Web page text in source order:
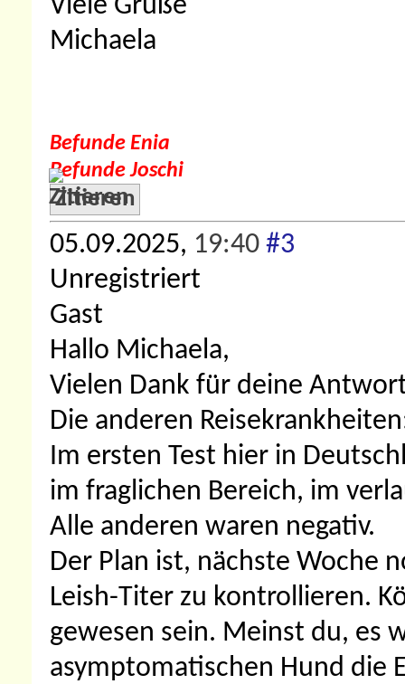
Viele Grüße
Michaela
Befunde Enia
Befunde Joschi
Zitieren
05.09.2025, 19:40 #3
Unregistriert
Gast
Hallo Michaela,
Vielen Dank für deine
Die anderen
Im ersten Test hier in
im fraglichen Bereich, im
Alle anderen waren negativ.
Der Plan ist, nächste Woche
Leish-Titer zu kontrollieren.
gewesen sein. Meinst du, es
asymptomatischen Hund die